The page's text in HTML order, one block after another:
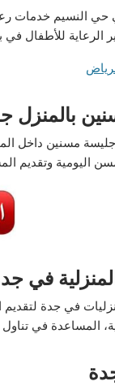
النسيم خدمات
الرعاية للأطفال
بالمنزل
مسنين داخل
اليومية وتقديم
في
في جدة لتقديم
المساعدة في تناول